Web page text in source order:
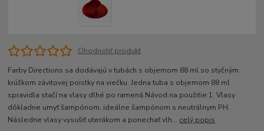
Ohodnotiť produkt
Farby Directions sa dodávajú v tubách s objemom 88 ml so styčným
krúžkom závitovej poistky na viečku. Jedna tuba s objemom 88 ml
spravidla stačí na vlasy dlhé po ramená.Návod na použitie:1. Vlasy
dôkladne umyť šampónom, ideálne šampónom s neutrálnym PH.
Následne vlasy vysušiť uterákom a ponechať vlh... celý popis